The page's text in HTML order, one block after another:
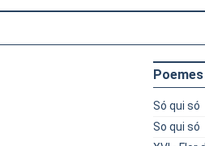
Poemes
Só qui só
So qui só